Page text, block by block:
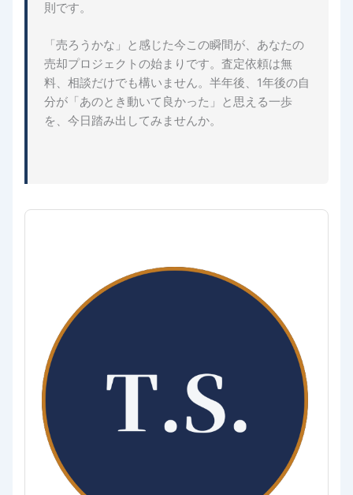
則です。
「売ろうかな」と感じた今この瞬間が、あなたの
売却プロジェクトの始まりです。査定依頼は無
料、相談だけでも構いません。半年後、1年後の自
分が「あのとき動いて良かった」と思える一歩
を、今日踏み出してみませんか。